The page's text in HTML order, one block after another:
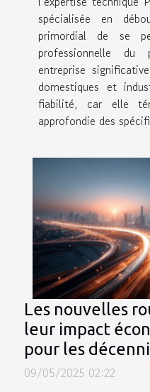
spécialisée en
primordial de se
professionnelle du
entreprise
domestiques et
fiabilité, car elle
approfondie des
Les nouvelles
leur impact
pour les
09/05/2025 02:22